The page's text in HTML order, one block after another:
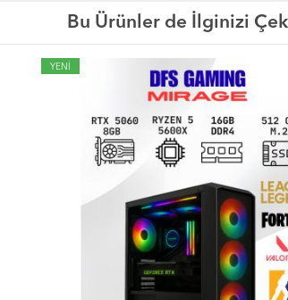
Bu Ürünler de İlginizi
YENİ